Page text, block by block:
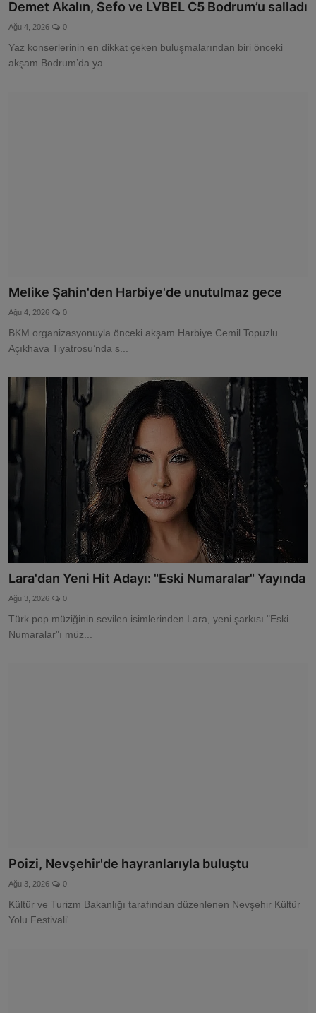
Demet Akalın, Sefo ve LVBEL C5 Bodrum’u salladı
Ağu 4, 2026 0
Yaz konserlerinin en dikkat çeken buluşmalarından biri önceki
akşam Bodrum’da ya...
Melike Şahin'den Harbiye'de unutulmaz gece
Ağu 4, 2026 0
BKM organizasyonuyla önceki akşam Harbiye Cemil Topuzlu
Açıkhava Tiyatrosu’nda s...
Lara'dan Yeni Hit Adayı: "Eski Numaralar" Yayında
Ağu 3, 2026 0
Türk pop müziğinin sevilen isimlerinden Lara, yeni şarkısı "Eski
Numaralar"ı müz...
Poizi, Nevşehir'de hayranlarıyla buluştu
Ağu 3, 2026 0
Kültür ve Turizm Bakanlığı tarafından düzenlenen Nevşehir Kültür
Yolu Festivali'...